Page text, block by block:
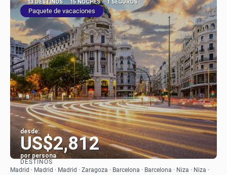
13 DESTINOS 15 NOCHES 1 SEGUROS
Paquete de vacaciones
desde:
US$2,812
por persona
Ver
DESTINOS
Madrid · Madrid · Madrid · Zaragoza · Barcelona · Barcelona · Niza · Niza ·